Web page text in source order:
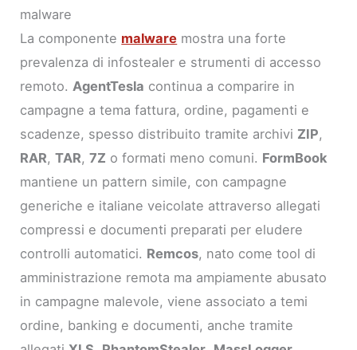
malware
La componente malware mostra una forte
prevalenza di infostealer e strumenti di accesso
remoto.AgentTesla continua a comparire in
campagne a tema fattura, ordine, pagamenti e
scadenze, spesso distribuito tramite archivi ZIP,
RAR,TAR,7Z o formati meno comuni. FormBook
mantiene un pattern simile, con campagne
generiche e italiane veicolate attraverso allegati
compressi e documenti preparati per eludere
controlli automatici. Remcos, nato come tool di
amministrazione remota ma ampiamente abusato
in campagne malevole, viene associato a temi
ordine, banking e documenti, anche tramite